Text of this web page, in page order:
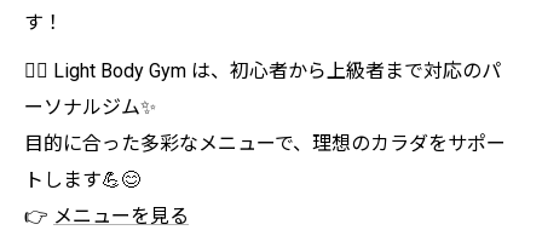
す！
🏋️‍♀️ Light Body Gym は、初心者から上級者まで対応のパ
ーソナルジム✨
目的に合った多彩なメニューで、理想のカラダをサポー
トします💪😊
👉 メニューを見る